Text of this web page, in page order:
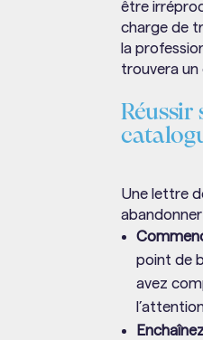
être
charge de
la
trouvera un
Une lettre
point de
avez